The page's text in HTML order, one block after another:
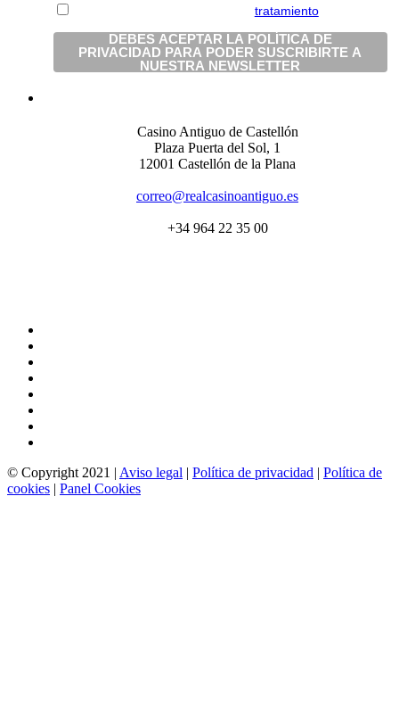
tratamientode mis
Casino Antiguo de Castellón
Plaza Puerta del Sol, 1
12001 Castellón de la Plana
correo@realcasinoantiguo.es
+34 964 22 35 00
© Copyright 2021 | Aviso legal | Política de privacidad | Política de
cookies | Panel Cookies